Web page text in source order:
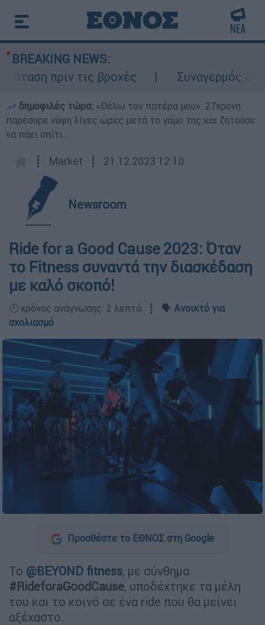
BREAKING NEWS:
πριν τις βροχές
Συναγερμός στον
δημοφιλές τώρα: «Θέλω τον πατέρα μου»: 27χρονη
παρέσυρε νύφη λίγες ώρες μετά το γάμο της και ζητούσε
να πάει σπίτι...
┋ Market ┋ 21.12.2023 12:10
Newsroom
Ride for a Good Cause 2023: Όταν
το Fitness συναντά την διασκέδαση
με καλό σκοπό!
🕛 χρόνος ανάγνωσης: 2 λεπτά ┋ 🗣️ Ανοικτό για
σχολιασμό
Προσθέστε το ΕΘΝΟΣ στη Google
Το @BEYOND fitness, με σύνθημα
#RideforaGoodCause, υποδέχτηκε τα μέλη
του και το κοινό σε ένα ride που θα μείνει
αξέχαστο.